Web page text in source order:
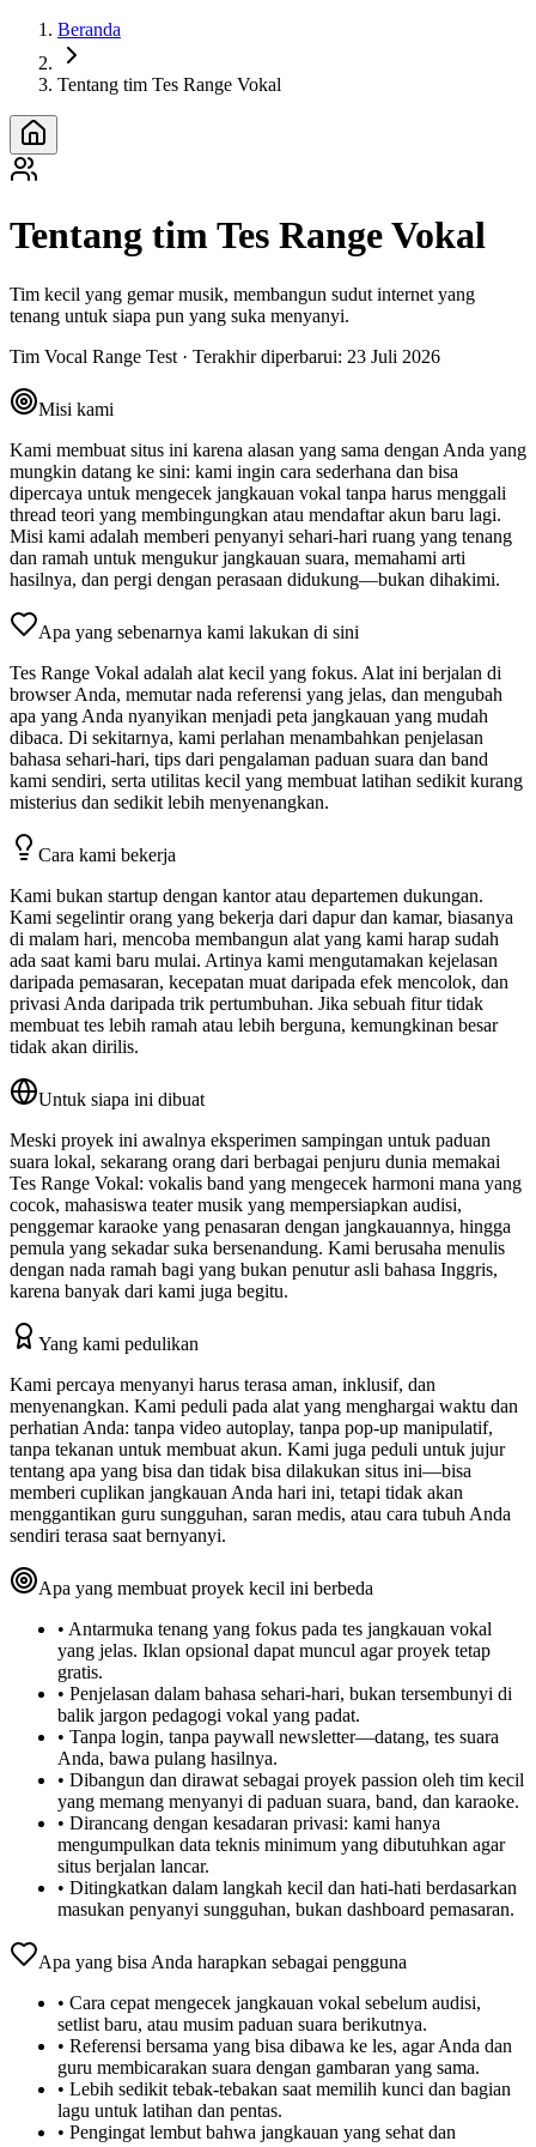
Beranda
Tentang tim Tes Range Vokal
Tentang tim Tes Range Vokal
Tim kecil yang gemar musik, membangun sudut internet yang
tenang untuk siapa pun yang suka menyanyi.
Tim Vocal Range Test · Terakhir diperbarui: 23 Juli 2026
Misi kami
Kami membuat situs ini karena alasan yang sama dengan Anda yang
mungkin datang ke sini: kami ingin cara sederhana dan bisa
dipercaya untuk mengecek jangkauan vokal tanpa harus menggali
thread teori yang membingungkan atau mendaftar akun baru lagi.
Misi kami adalah memberi penyanyi sehari-hari ruang yang tenang
dan ramah untuk mengukur jangkauan suara, memahami arti
hasilnya, dan pergi dengan perasaan didukung—bukan dihakimi.
Apa yang sebenarnya kami lakukan di sini
Tes Range Vokal adalah alat kecil yang fokus. Alat ini berjalan di
browser Anda, memutar nada referensi yang jelas, dan mengubah
apa yang Anda nyanyikan menjadi peta jangkauan yang mudah
dibaca. Di sekitarnya, kami perlahan menambahkan penjelasan
bahasa sehari-hari, tips dari pengalaman paduan suara dan band
kami sendiri, serta utilitas kecil yang membuat latihan sedikit kurang
misterius dan sedikit lebih menyenangkan.
Cara kami bekerja
Kami bukan startup dengan kantor atau departemen dukungan.
Kami segelintir orang yang bekerja dari dapur dan kamar, biasanya
di malam hari, mencoba membangun alat yang kami harap sudah
ada saat kami baru mulai. Artinya kami mengutamakan kejelasan
daripada pemasaran, kecepatan muat daripada efek mencolok, dan
privasi Anda daripada trik pertumbuhan. Jika sebuah fitur tidak
membuat tes lebih ramah atau lebih berguna, kemungkinan besar
tidak akan dirilis.
Untuk siapa ini dibuat
Meski proyek ini awalnya eksperimen sampingan untuk paduan
suara lokal, sekarang orang dari berbagai penjuru dunia memakai
Tes Range Vokal: vokalis band yang mengecek harmoni mana yang
cocok, mahasiswa teater musik yang mempersiapkan audisi,
penggemar karaoke yang penasaran dengan jangkauannya, hingga
pemula yang sekadar suka bersenandung. Kami berusaha menulis
dengan nada ramah bagi yang bukan penutur asli bahasa Inggris,
karena banyak dari kami juga begitu.
Yang kami pedulikan
Kami percaya menyanyi harus terasa aman, inklusif, dan
menyenangkan. Kami peduli pada alat yang menghargai waktu dan
perhatian Anda: tanpa video autoplay, tanpa pop-up manipulatif,
tanpa tekanan untuk membuat akun. Kami juga peduli untuk jujur
tentang apa yang bisa dan tidak bisa dilakukan situs ini—bisa
memberi cuplikan jangkauan Anda hari ini, tetapi tidak akan
menggantikan guru sungguhan, saran medis, atau cara tubuh Anda
sendiri terasa saat bernyanyi.
Apa yang membuat proyek kecil ini berbeda
• Antarmuka tenang yang fokus pada tes jangkauan vokal
yang jelas. Iklan opsional dapat muncul agar proyek tetap
gratis.
• Penjelasan dalam bahasa sehari-hari, bukan tersembunyi di
balik jargon pedagogi vokal yang padat.
• Tanpa login, tanpa paywall newsletter—datang, tes suara
Anda, bawa pulang hasilnya.
• Dibangun dan dirawat sebagai proyek passion oleh tim kecil
yang memang menyanyi di paduan suara, band, dan karaoke.
• Dirancang dengan kesadaran privasi: kami hanya
mengumpulkan data teknis minimum yang dibutuhkan agar
situs berjalan lancar.
• Ditingkatkan dalam langkah kecil dan hati-hati berdasarkan
masukan penyanyi sungguhan, bukan dashboard pemasaran.
Apa yang bisa Anda harapkan sebagai pengguna
• Cara cepat mengecek jangkauan vokal sebelum audisi,
setlist baru, atau musim paduan suara berikutnya.
• Referensi bersama yang bisa dibawa ke les, agar Anda dan
guru membicarakan suara dengan gambaran yang sama.
• Lebih sedikit tebak-tebakan saat memilih kunci dan bagian
lagu untuk latihan dan pentas.
• Pengingat lembut bahwa jangkauan yang sehat dan